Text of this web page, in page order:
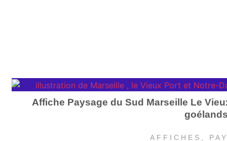
Affiche Paysage du Sud Marseille Le
AFFICHES